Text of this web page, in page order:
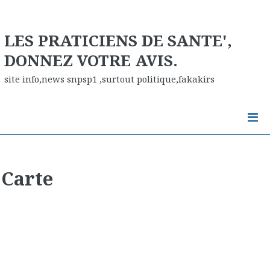
LES PRATICIENS DE SANTE',
DONNEZ VOTRE AVIS.
site info,news snpsp1 ,surtout politique,fakakirs
Carte